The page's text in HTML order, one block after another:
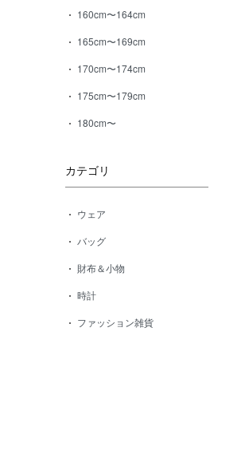
160cm〜164cm
165cm〜169cm
170cm〜174cm
175cm〜179cm
180cm〜
カテゴリ
ウェア
バッグ
財布＆小物
時計
ファッション雑貨